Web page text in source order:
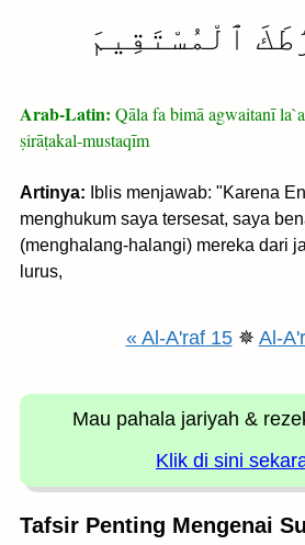
ٱلْمُسْتَقِيمَ
Arab-Latin: Qāla fa bimā agwaitanī
ṣirāṭakal-mustaqīm
Artinya: Iblis menjawab: "Karena
menghukum saya tersesat, saya
(menghalang-halangi) mereka dari
lurus,
« Al-A'raf 15✵ Al-
Mau pahala jariyah &
Klik di sini
Tafsir Penting Mengenai